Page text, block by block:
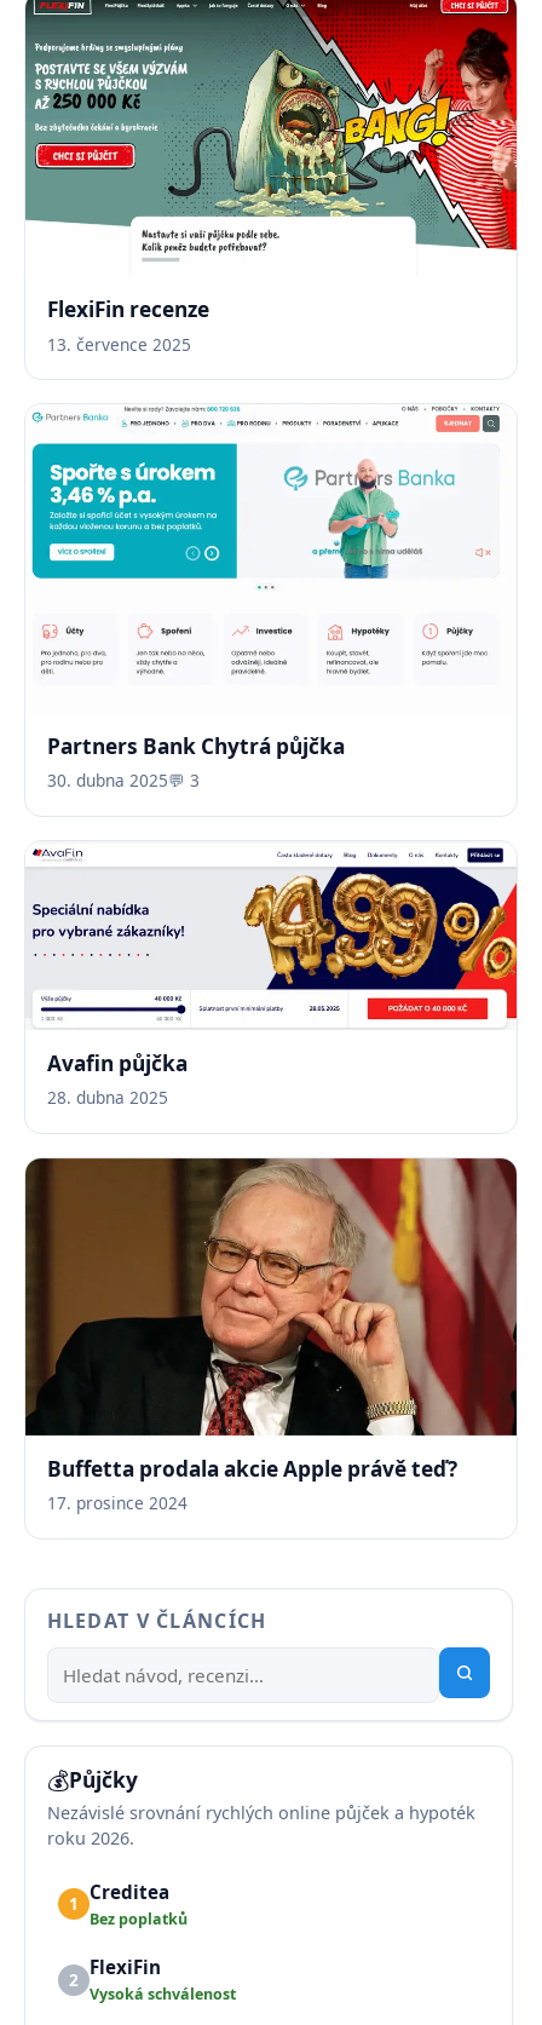
FlexiFin recenze
13. července 2025
Partners Bank Chytrá půjčka
30. dubna 2025💬 3
Avafin půjčka
28. dubna 2025
Buffetta prodala akcie Apple právě teď?
17. prosince 2024
HLEDAT V ČLÁNCÍCH
💰Půjčky
Nezávislé srovnání rychlých online půjček a hypoték
roku 2026.
1 Creditea
Bez poplatků
2 FlexiFin
Vysoká schválenost